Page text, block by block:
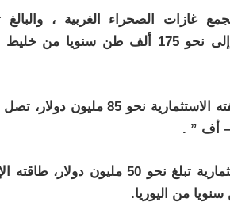
غازات الصحراء الغربية ، والبالغ
الاستثمارية 90 مليون دولار ، تصل طاقته الإنتاجية إلى نحو 175 ألف طن
– مشروع إنتاج المواد اللاصقة والألواح الخشبية، تكلفته الاستثمارية نحو
– مشروع إنتاج الفورمالدهيد ومشتقاته، تكلفته الاستثمارية تبلغ نحو 50 مليون